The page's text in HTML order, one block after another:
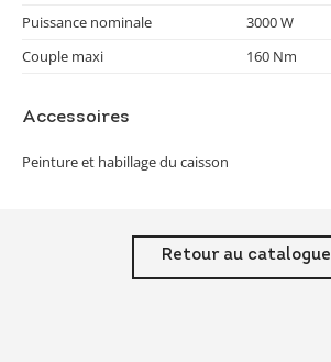
Puissance nominale
3000 W
Couple maxi
160 Nm
Accessoires
Peinture et habillage du caisson
Retour au catalogue